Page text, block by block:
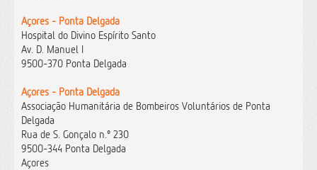
Açores - Ponta Delgada
Hospital do Divino Espírito Santo
Av. D. Manuel I
9500-370 Ponta Delgada
Açores - Ponta Delgada
Associação Humanitária de Bombeiros Voluntários de Ponta
Delgada
Rua de S. Gonçalo n.º 230
9500-344 Ponta Delgada
Açores